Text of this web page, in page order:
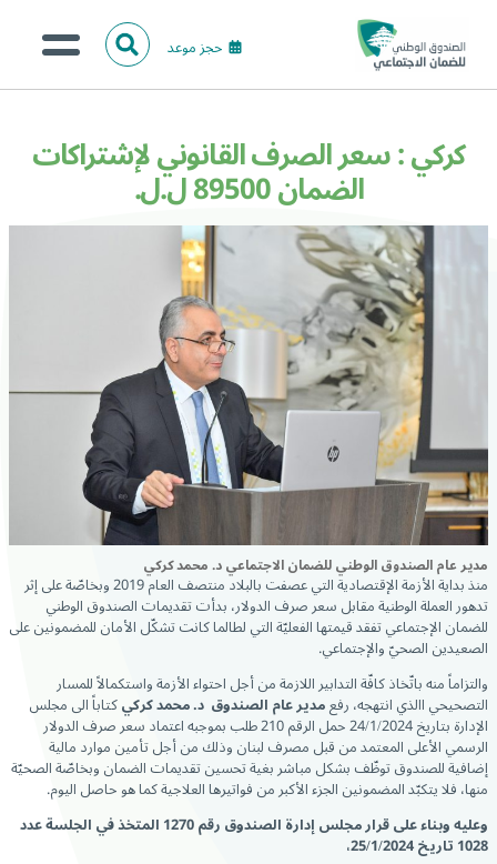
حجز موعد ا
ل
ث
الخدمات الالكترونية
المركز الإعلامي
تواصل معنا
البحث
كركي : سعر الصرف القانوني لإشتراكات
الضمان 89500 ل.ل.
مدير عام الصندوق الوطني للضمان الاجتماعي د. محمد كركي
منذ بداية الأزمة الإقتصادية التي عصفت بالبلاد منتصف العام 2019 وبخاصّة على إثر
تدهور العملة الوطنية مقابل سعر صرف الدولار، بدأت تقديمات الصندوق الوطني
للضمان الإجتماعي تفقد قيمتها الفعليّة التي لطالما كانت تشكّل الأمان للمضمونين على
الصعيدين الصحيّ والإجتماعي.
والتزاماً منه باتّخاذ كافّة التدابير اللازمة من أجل احتواء الأزمة واستكمالاً للمسار
التصحيحي االذي انتهجه، رفعمدير عام الصندوق د. محمد كركيكتاباً الى مجلس
الإدارة بتاريخ 24/1/2024 حمل الرقم 210 طلب بموجبه اعتماد سعر صرف الدولار
الرسمي الأعلى المعتمد من قبل مصرف لبنان وذلك من أجل تأمين موارد مالية
إضافية للصندوق توظّف بشكل مباشر بغية تحسين تقديمات الضمان وبخاصّة الصحيّة
منها، فلا يتكبّد المضمونين الجزء الأكبر من فواتيرها العلاجية كما هو حاصل اليوم.
وعليه وبناء على قرار مجلس إدارة الصندوق رقم 1270 المتخذ في الجلسة عدد
1028 تاريخ 25/1/2024،